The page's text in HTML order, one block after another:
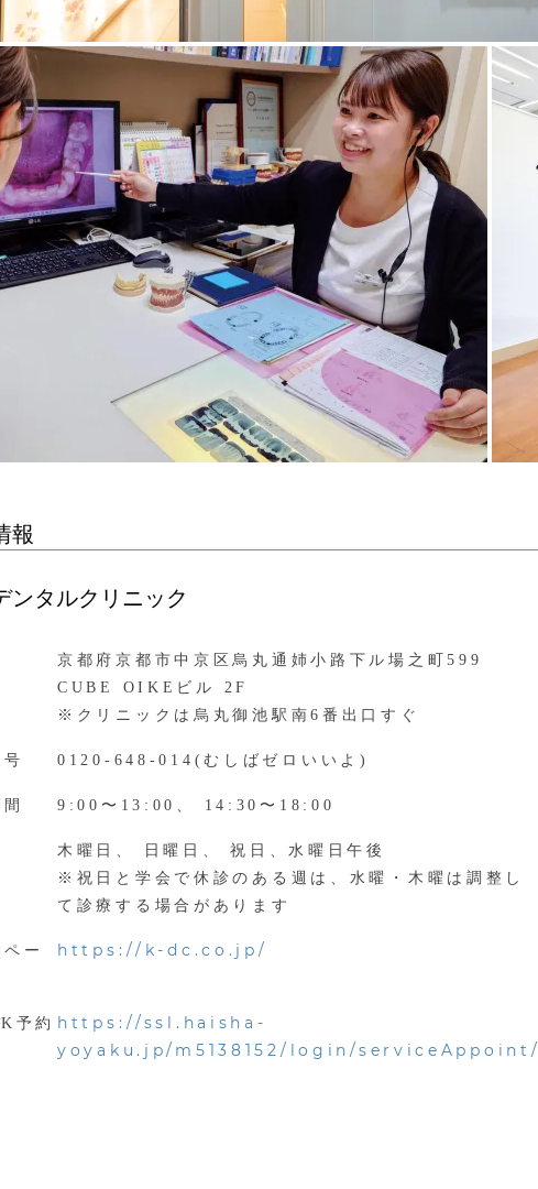
報
ンタルクリニック
京都府京都市中京区烏丸通姉小路下ル場之町599
CUBE OIKEビル 2F
※クリニックは烏丸御池駅南6番出口すぐ
0120-648-014(むしばゼロいいよ)
9:00〜13:00、 14:30〜18:00
木曜日、 日曜日、 祝日、水曜日午後
※祝日と学会で休診のある週は、水曜・木曜は調整し
て診療する場合があります
ー
https://k-dc.co.jp/
予約 https://ssl.haisha-
yoyaku.jp/m5138152/login/serviceAppoint/